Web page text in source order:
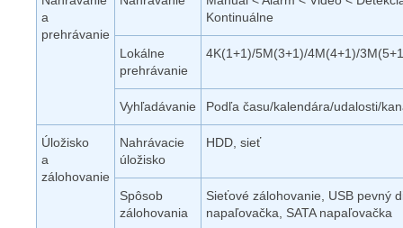
a
prehrávanie
Kontinuálne
Lokálne
prehrávanie
4K(1+1)/5M(3+1)/4M(4+1)/
Vyhľadávanie Podľa času/kalendára/udalosti/
Úložisko
a
zálohovanie
Nahrávacie
úložisko
HDD, sieť
Spôsob
zálohovania
Sieťové zálohovanie, USB pevný
napaľovačka, SATA napaľovačka